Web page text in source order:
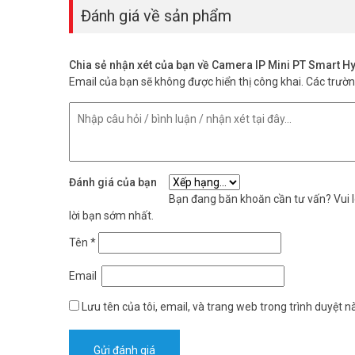
Thân máy bằng kim loại và nhựa chịu được điều kiện
thuật để đánh giá vị trí lắp phù hợp.
Tôi có xem được camera từ điện thoại
Có, thiết bị hỗ trợ Hik-connect để xem từ xa trên
trợ cài đặt miễn phí khi lắp đặt.
thông tin tạiFacebook Vuhoangtelecom
Đánh giá về sản phẩm
Chia sẻ nhận xét của bạn về Camera IP Mini PT Smart
Email của bạn sẽ không được hiển thị công khai. Các
Đánh giá của bạn
Bạn đang băn khoăn cần tư vấn? Vui
lời bạn sớm nhất.
Tên *
Email
Lưu tên của tôi, email, và trang web trong trình duyệt